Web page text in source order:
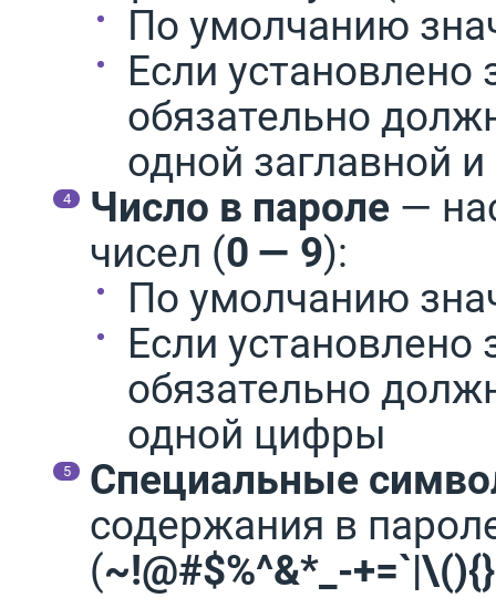
По умолчанию
Если установлено
обязательно
одной заглавной
Число в пароле —
чисел (0 — 9):
По умолчанию
Если установлено
обязательно
одной цифры
Специальные
содержания в
(~!@#$%^&*_-